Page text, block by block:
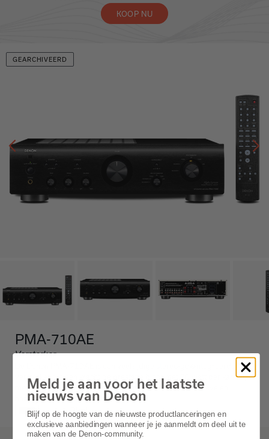
KOOP NU
GEARCHIVEERD
Vorige
PMA-710AE
Versterker
versterker die een krachtige prestatie biedt met 70 watt per kanaal,
met hoogwaardige componenten, precieze audioweergave en
handige connectiviteitsopties.
Black
Meld je aan voor het laatste
nieuws van Denon
Blijf op de hoogte van de nieuwste productlanceringen en
exclusieve aanbiedingen wanneer je je aanmeldt om deel uit te
maken van de Denon-community.